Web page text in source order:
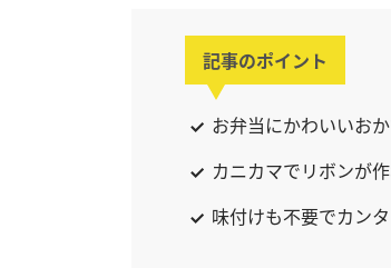
記事のポイント
お弁当にかわいいお
カニカマでリボンが
味付けも不要でカンタ